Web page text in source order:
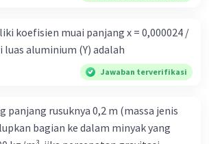
koefisien muai panjang x = 0,000024 /
luas aluminium (Y) adalah
Jawaban terverifikasi
panjang rusuknya 0,2 m (massa jenis
bagian ke dalam minyak yang